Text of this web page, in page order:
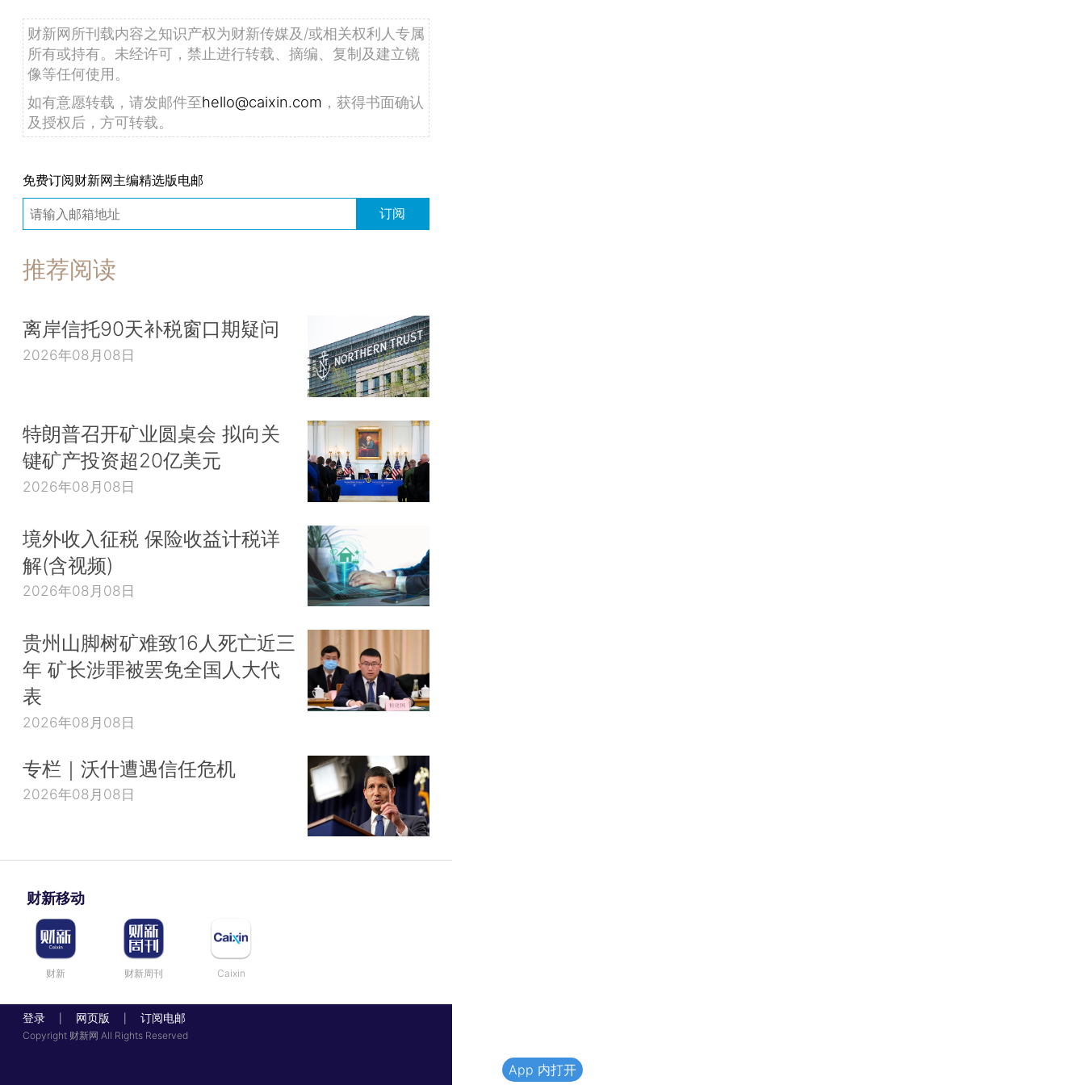
财新网所刊载内容之知识产权为财新传媒及/或相关权利人专属
所有或持有。未经许可，禁止进行转载、摘编、复制及建立镜
像等任何使用。
如有意愿转载，请发邮件至hello@caixin.com ，获得书面确认
及授权后，方可转载。
免费订阅财新网主编精选版电邮
订阅
推荐阅读
离岸信托90天补税窗口期疑问
2026年08月08日
特朗普召开矿业圆桌会 拟向关
键矿产投资超20亿美元
2026年08月08日
境外收入征税 保险收益计税详
解(含视频)
2026年08月08日
贵州山脚树矿难致16人死亡近三
年 矿长涉罪被罢免全国人大代
表
2026年08月08日
专栏｜沃什遭遇信任危机
2026年08月08日
财新移动
财新 财新周刊 Caixin
登录 网页版 订阅电邮
Copyright 财新网 All Rights Reserved
App 内打开